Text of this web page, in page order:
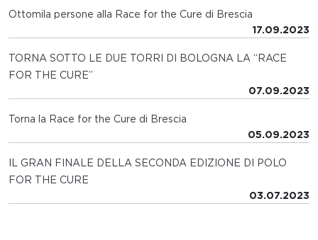
Ottomila persone alla Race for the Cure di Brescia
17.09.2023
TORNA SOTTO LE DUE TORRI DI BOLOGNA LA “RACE
FOR THE CURE”
07.09.2023
Torna la Race for the Cure di Brescia
05.09.2023
IL GRAN FINALE DELLA SECONDA EDIZIONE DI POLO
FOR THE CURE
03.07.2023